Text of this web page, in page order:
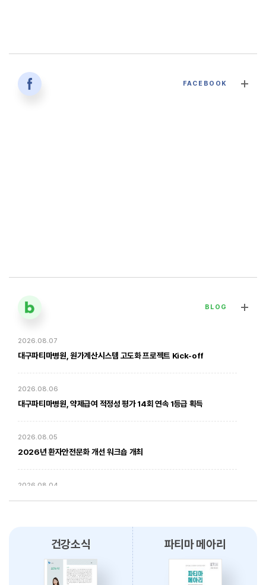
[대구파티마병원] 심장혈관흉부외과 김병호 의무원장 인터뷰 | 진료·
전문분야 이야기
2026. 01. 20
FACEBOOK
BLOG
2026.08.07
대구파티마병원, 원가계산시스템 고도화 프로젝트 Kick-off
2026.08.06
대구파티마병원, 약제급여 적정성 평가 14회 연속 1등급 획득
2026.08.05
2026년 환자안전문화 개선 워크숍 개최
2026.08.04
대구파티마병원, 동부도서관에서 '우리 아이 발달 체크리스트' 건강강좌
2026.08.03
대구파티마병원, 개원 70주년 기념 『미션, 파티마에서 빛나다』 발간
축하식 개최
건강소식 파티마 메아리